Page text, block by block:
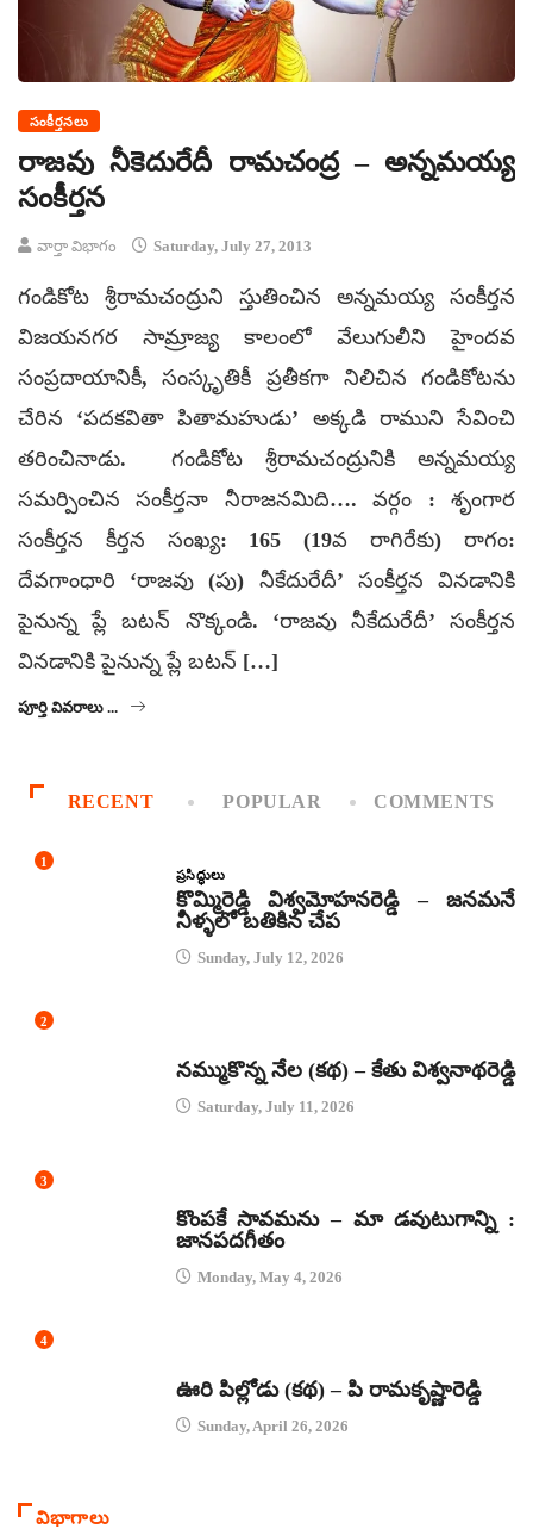
సంకీర్తనలు
రాజవు నీకెదురేదీ రామచంద్ర – అన్నమయ్య
సంకీర్తన
వార్తా విభాగం Saturday, July 27, 2013
గండికోట శ్రీరామచంద్రుని స్తుతించిన అన్నమయ్య సంకీర్తన
విజయనగర సామ్రాజ్య కాలంలో వేలుగులీని హైందవ
సంప్రదాయానికీ, సంస్కృతికీ ప్రతీకగా నిలిచిన గండికోటను
చేరిన ‘పదకవితా పితామహుడు’ అక్కడి రాముని సేవించి
తరించినాడు. గండికోట శ్రీరామచంద్రునికి అన్నమయ్య
సమర్పించిన సంకీర్తనా నీరాజనమిది…. వర్గం : శృంగార
సంకీర్తన కీర్తన సంఖ్య: 165 (19వ రాగిరేకు) రాగం:
దేవగాంధారి ‘రాజవు (పు) నీకేదురేదీ’ సంకీర్తన వినడానికి
పైనున్న ప్లే బటన్ నొక్కండి. ‘రాజవు నీకేదురేదీ’ సంకీర్తన
వినడానికి పైనున్న ప్లే బటన్ […]
పూర్తి వివరాలు ...
RECENT POPULAR COMMENTS
1
ప్రసిద్ధులు
కొమ్మిరెడ్డి విశ్వమోహనరెడ్డి – జనమనే
నీళ్ళలో బతికిన చేప
Sunday, July 12, 2026
2
నమ్ముకొన్న నేల (కథ) – కేతు విశ్వనాథరెడ్డి
Saturday, July 11, 2026
3
కొంపకే సావమను – మా డవుటుగాన్ని :
జానపదగీతం
Monday, May 4, 2026
4
ఊరి పిల్లోడు (కథ) – పి రామకృష్ణారెడ్డి
Sunday, April 26, 2026
విభాగాలు